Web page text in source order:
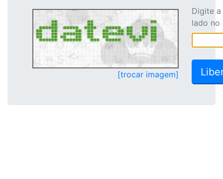
[trocar imagem]
Digite
lado no